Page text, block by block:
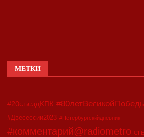
МЕТКИ
#20съездКПК
#Двесессии2023 #Петербургскийдневник
#комментарий@radiometro CIIE